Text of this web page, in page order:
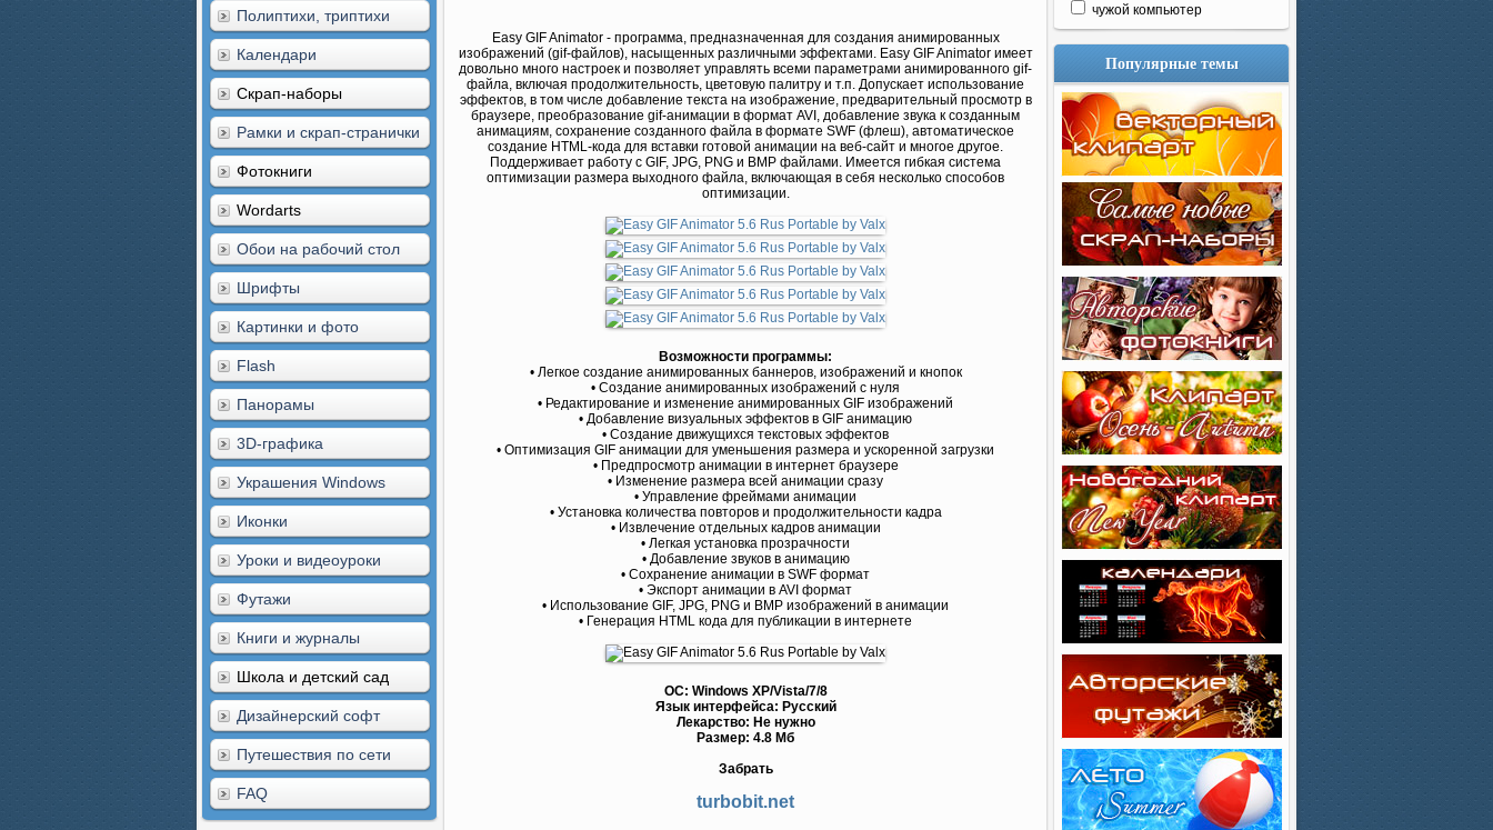
Полиптихи, триптихи
Календари
Скрап-наборы
Рамки и скрап-странички
Фотокниги
Wordarts
Обои на рабочий стол
Шрифты
Картинки и фото
Flash
Панорамы
3D-графика
Украшения Windows
Иконки
Уроки и видеоуроки
Футажи
Книги и журналы
Школа и детский сад
Дизайнерский софт
Путешествия по сети
FAQ
Easy GIF Animator - программа, предназначенная для создания анимированных
изображений (gif-файлов), насыщенных различными эффектами. Easy GIF Animator имеет
довольно много настроек и позволяет управлять всеми параметрами анимированного gif-
файла, включая продолжительность, цветовую палитру и т.п. Допускает использование
эффектов, в том числе добавление текста на изображение, предварительный просмотр в
браузере, преобразование gif-анимации в формат AVI, добавление звука к созданным
анимациям, сохранение созданного файла в формате SWF (флеш), автоматическое
создание HTML-кода для вставки готовой анимации на веб-сайт и многое другое.
Поддерживает работу с GIF, JPG, PNG и BMP файлами. Имеется гибкая система
оптимизации размера выходного файла, включающая в себя несколько способов
оптимизации.
Возможности программы:
• Легкое создание анимированных баннеров, изображений и кнопок
• Создание анимированных изображений с нуля
• Редактирование и изменение анимированных GIF изображений
• Добавление визуальных эффектов в GIF анимацию
• Создание движущихся текстовых эффектов
• Оптимизация GIF анимации для уменьшения размера и ускоренной загрузки
• Предпросмотр анимации в интернет браузере
• Изменение размера всей анимации сразу
• Управление фреймами анимации
• Установка количества повторов и продолжительности кадра
• Извлечение отдельных кадров анимации
• Легкая установка прозрачности
• Добавление звуков в анимацию
• Сохранение анимации в SWF формат
• Экспорт анимации в AVI формат
• Использование GIF, JPG, PNG и BMP изображений в анимации
• Генерация HTML кода для публикации в интернете
ОС: Windows XP/Vista/7/8
Язык интерфейса: Русский
Лекарство: Не нужно
Размер: 4.8 Мб
Забрать
turbobit.net
чужой компьютер
Популярные темы